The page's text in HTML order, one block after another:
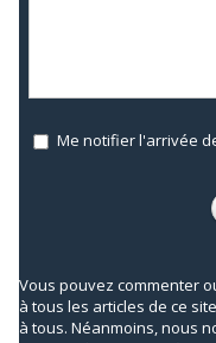
Me notifier l'arrivée
Vous pouvez commenter
à tous les articles de ce
à tous. Néanmoins, nous